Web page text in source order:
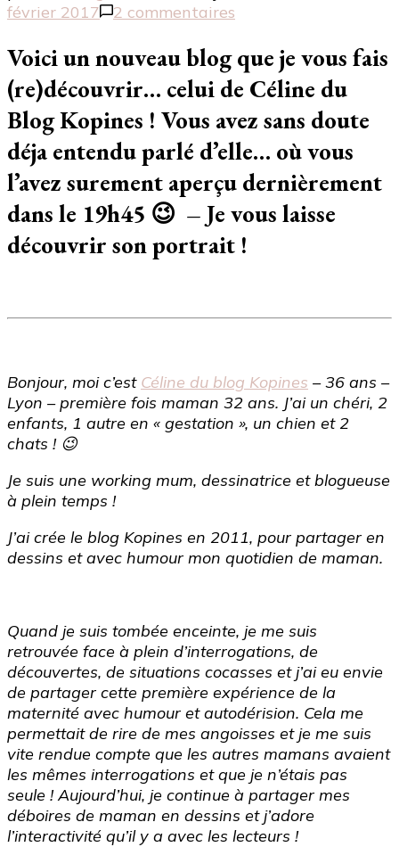
février 2017
2 commentaires
à
la
UNE]
Céline
du
blog
Kopines
Voici un nouveau blog que je vous fais
(re)découvrir… celui de Céline du
Blog Kopines ! Vous avez sans doute
déja entendu parlé d’elle… où vous
l’avez surement aperçu dernièrement
dans le 19h45 😉 – Je vous laisse
découvrir son portrait !
Bonjour, moi c’est Céline du blog Kopines – 36 ans –
Lyon – première fois maman 32 ans. J’ai un chéri, 2
enfants, 1 autre en « gestation », un chien et 2
chats ! 😉
Je suis une working mum, dessinatrice et blogueuse
à plein temps !
J’ai crée le blog Kopines en 2011, pour partager en
dessins et avec humour mon quotidien de maman.
Quand je suis tombée enceinte, je me suis
retrouvée face à plein d’interrogations, de
découvertes, de situations cocasses et j’ai eu envie
de partager cette première expérience de la
maternité avec humour et autodérision. Cela me
permettait de rire de mes angoisses et je me suis
vite rendue compte que les autres mamans avaient
les mêmes interrogations et que je n’étais pas
seule ! Aujourd’hui, je continue à partager mes
déboires de maman en dessins et j’adore
l’interactivité qu’il y a avec les lecteurs !